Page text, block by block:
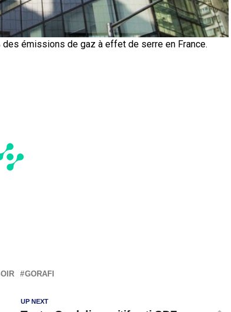
émissions de gaz à effet de serre en France.
GORAFI
UP NEXT